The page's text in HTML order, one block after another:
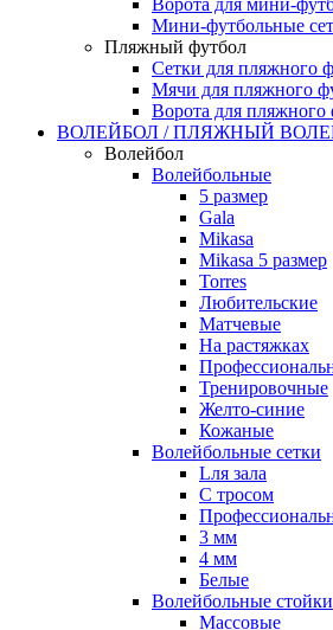
Ворота для мини-
Мини-футбольные
Пляжный футбол
Сетки для пляжного
Мячи для пляжного
Ворота для пляжного
ВОЛЕЙБОЛ / ПЛЯЖНЫЙ
Волейбол
Волейбольные
5 размер
Gala
Mikasa
Mikasa 5 размер
Torres
Любительские
Матчевые
На растяжках
Тренировочные
Желто-синие
Кожаные
Волейбольные сетки
Lля зала
C тросом
3 мм
4 мм
Белые
Волейбольные стойки
Массовые